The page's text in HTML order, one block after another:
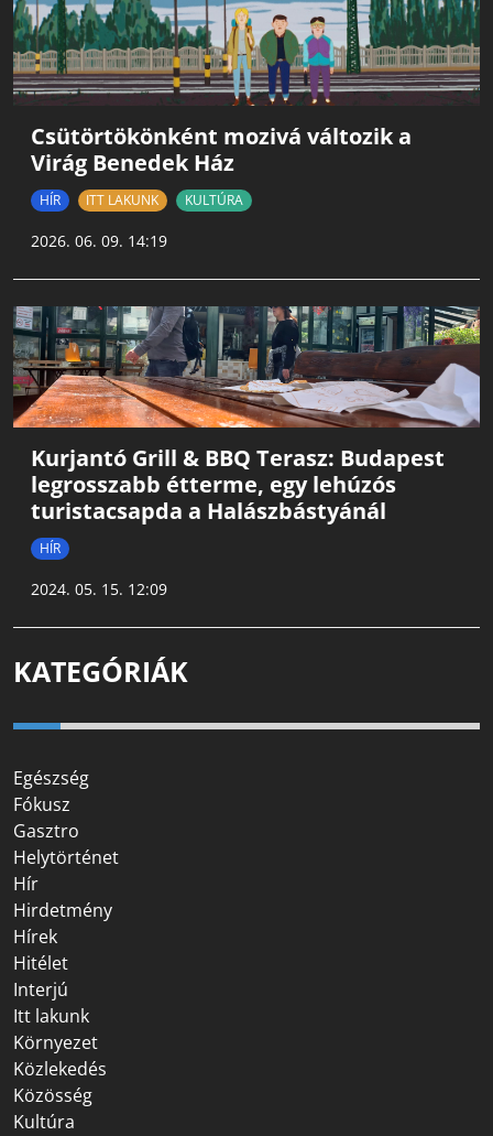
Csütörtökönként mozivá változik a
Virág Benedek Ház
HÍR ITT LAKUNK KULTÚRA
2026. 06. 09. 14:19
Kurjantó Grill & BBQ Terasz: Budapest
legrosszabb étterme, egy lehúzós
turistacsapda a Halászbástyánál
HÍR
2024. 05. 15. 12:09
KATEGÓRIÁK
Egészség
Fókusz
Gasztro
Helytörténet
Hír
Hirdetmény
Hírek
Hitélet
Interjú
Itt lakunk
Környezet
Közlekedés
Közösség
Kultúra